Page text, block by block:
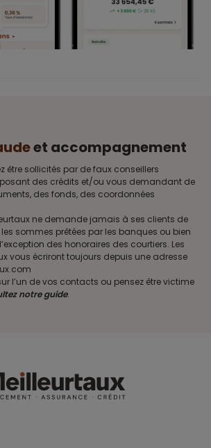
et accompagnement
être sollicités par de faux conseillers
des crédits et/ou vous demandant de
des fonds, des coordonnées
ne demande jamais à ses clients de
sommes prêtées par les banques ou bien
des honoraires des courtiers. Les
vous écriront toujours depuis une adresse
l’un de vos contacts ou pensez être victime
notre guide.